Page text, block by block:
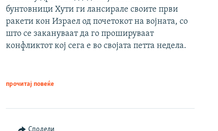
бунтовници Хути ги лансирале своите први
ракети кон Израел од почетокот на војната, со
што се закануваат да го прошируваат
конфликтот кој сега е во својата петта недела.
прочитај повеќе